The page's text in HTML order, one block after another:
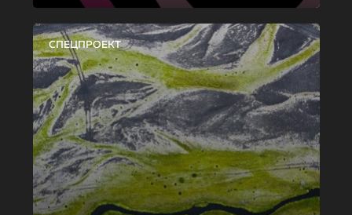
СПЕЦПРОЕКТ